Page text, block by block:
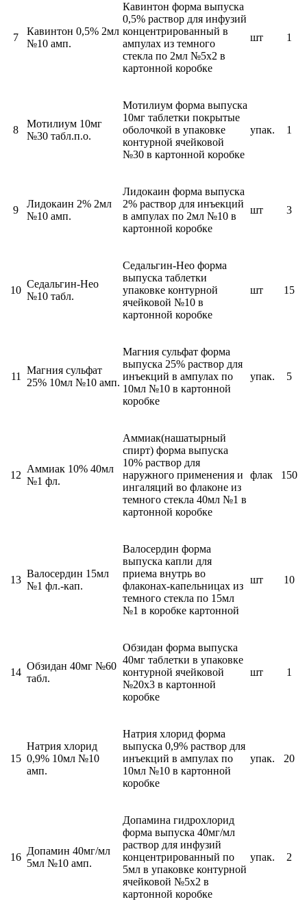
7
Кавинтон 0,5% 2мл
№10 амп.
Кавинтон форма выпуска
0,5% раствор для инфузий
концентрированный в
ампулах из темного
стекла по 2мл №5х2 в
картонной коробке
шт 1
8
Мотилиум 10мг
№30 табл.п.о.
Мотилиум форма выпуска
10мг таблетки покрытые
оболочкой в упаковке
контурной ячейковой
№30 в картонной коробке
упак. 1
9
Лидокаин 2% 2мл
№10 амп.
Лидокаин форма выпуска
2% раствор для инъекций
в ампулах по 2мл №10 в
картонной коробке
шт 3
10
Седальгин-Нео
№10 табл.
Седальгин-Нео форма
выпуска таблетки
упаковке контурной
ячейковой №10 в
картонной коробке
шт 15
11
Магния сульфат
25% 10мл №10 амп.
Магния сульфат форма
выпуска 25% раствор для
инъекций в ампулах по
10мл №10 в картонной
коробке
упак. 5
12
Аммиак 10% 40мл
№1 фл.
Аммиак(нашатырный
спирт) форма выпуска
10% раствор для
наружного применения и
ингаляций во флаконе из
темного стекла 40мл №1 в
картонной коробке
флак 150
13
Валосердин 15мл
№1 фл.-кап.
Валосердин форма
выпуска капли для
приема внутрь во
флаконах-капельницах из
темного стекла по 15мл
№1 в коробке картонной
шт 10
14
Обзидан 40мг №60
табл.
Обзидан форма выпуска
40мг таблетки в упаковке
контурной ячейковой
№20х3 в картонной
коробке
шт 1
15
Натрия хлорид
0,9% 10мл №10
амп.
Натрия хлорид форма
выпуска 0,9% раствор для
инъекций в ампулах по
10мл №10 в картонной
коробке
упак. 20
16
Допамин 40мг/мл
5мл №10 амп.
Допамина гидрохлорид
форма выпуска 40мг/мл
раствор для инфузий
концентрированный по
5мл в упаковке контурной
ячейковой №5х2 в
картонной коробке
упак. 2